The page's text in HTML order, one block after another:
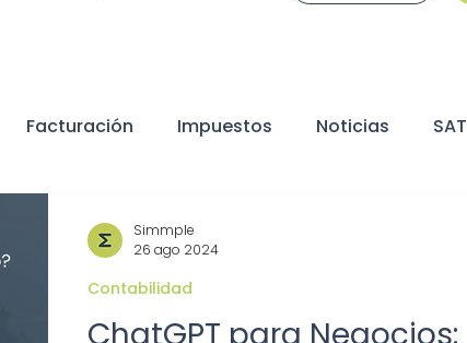
Facturación Impuestos Noticias SAT
Sorteo
Contabilidad
Simmple
26 ago 2024